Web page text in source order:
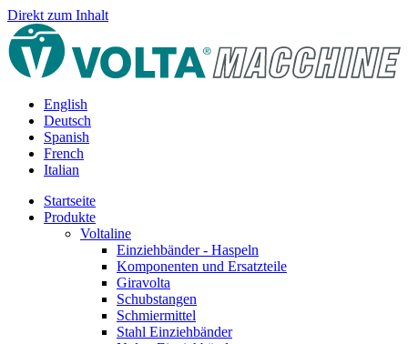
Direkt zum Inhalt
English
Deutsch
Spanish
French
Italian
Startseite
Produkte
Voltaline
Einziehbänder - Haspeln
Komponenten und Ersatzteile
Giravolta
Schubstangen
Schmiermittel
Stahl Einziehbänder